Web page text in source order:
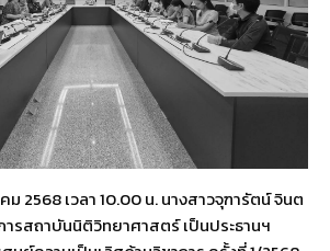
ม 2568 เวลา 10.00 น. นางสาวจุฑารัตน์ จินต
รสถาบันนิติวิทยาศาสตร์ เป็นประธานฯ